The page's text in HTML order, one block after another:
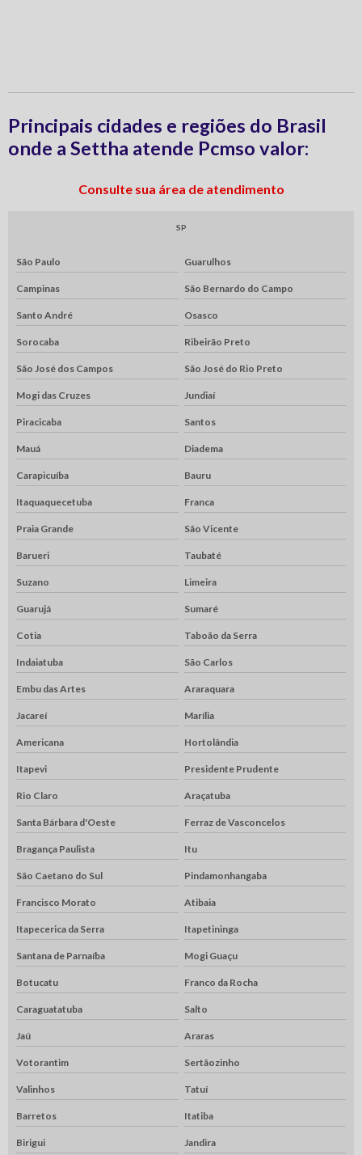
Principais cidades e regiões do Brasil
onde a Settha atende Pcmso valor:
Consulte sua área de atendimento
SP
São Paulo Guarulhos
Campinas São Bernardo do Campo
Santo André Osasco
Sorocaba Ribeirão Preto
São José dos Campos São José do Rio Preto
Mogi das Cruzes Jundiaí
Piracicaba Santos
Mauá Diadema
Carapicuíba Bauru
Itaquaquecetuba Franca
Praia Grande São Vicente
Barueri Taubaté
Suzano Limeira
Guarujá Sumaré
Cotia Taboão da Serra
Indaiatuba São Carlos
Embu das Artes Araraquara
Jacareí Marília
Americana Hortolândia
Itapevi Presidente Prudente
Rio Claro Araçatuba
Santa Bárbara d'Oeste Ferraz de Vasconcelos
Bragança Paulista Itu
São Caetano do Sul Pindamonhangaba
Francisco Morato Atibaia
Itapecerica da Serra Itapetininga
Santana de Parnaíba Mogi Guaçu
Botucatu Franco da Rocha
Caraguatatuba Salto
Jaú Araras
Votorantim Sertãozinho
Valinhos Tatuí
Barretos Itatiba
Birigui Jandira